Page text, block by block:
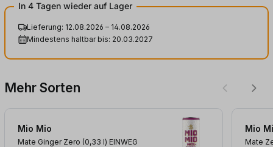
In 4 Tagen wieder auf Lager
Lieferung: 12.08.2026 – 14.08.2026
Mindestens haltbar bis: 20.03.2027
Mehr Sorten
Mio Mio
Mate Ginger Zero (0,33 l) EINWEG
Mio
Mate